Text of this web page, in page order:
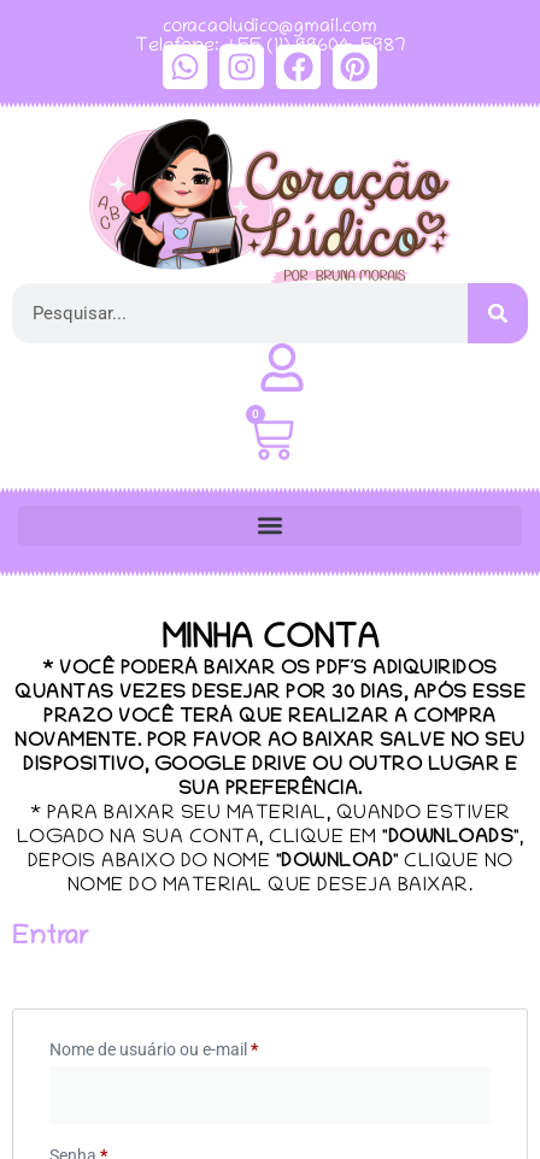
coracaoludico@gmail.com
Telefone: +55 (11) 99604-5987
0
MINHA CONTA
* VOCÊ PODERÁ BAIXAR OS PDF´S ADIQUIRIDOS
QUANTAS VEZES DESEJAR POR 30 DIAS, APÓS ESSE
PRAZO VOCÊ TERÁ QUE REALIZAR A COMPRA
NOVAMENTE. POR FAVOR AO BAIXAR SALVE NO SEU
DISPOSITIVO, GOOGLE DRIVE OU OUTRO LUGAR E
SUA PREFERÊNCIA.
* PARA BAIXAR SEU MATERIAL, QUANDO ESTIVER
LOGADO NA SUA CONTA, CLIQUE EM "DOWNLOADS",
DEPOIS ABAIXO DO NOME "DOWNLOAD" CLIQUE NO
NOME DO MATERIAL QUE DESEJA BAIXAR.
Entrar
Nome de usuário ou e-mail *